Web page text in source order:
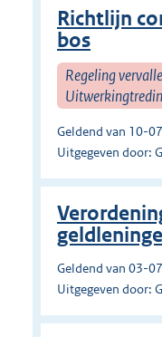
Richtlijn
bos
Regeling
Geldend van 10-
Uitgegeven door:
Geldend van 03-
Uitgegeven door: